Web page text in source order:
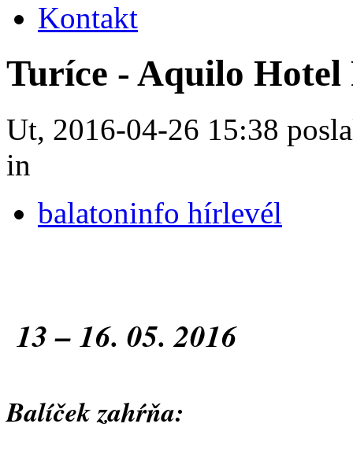
Kontakt
Turíce - Aquilo
Ut, 2016-04-26 15:38
in
balatoninfo hírlevél
13 – 16. 05. 2016
Balíček zahŕňa: